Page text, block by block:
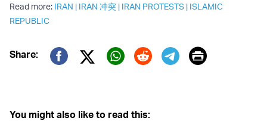
Read more: IRAN | IRAN 冲突 | IRAN PROTESTS | ISLAMIC
REPUBLIC
Share:
Twitter (X)
Print
You might also like to read this: